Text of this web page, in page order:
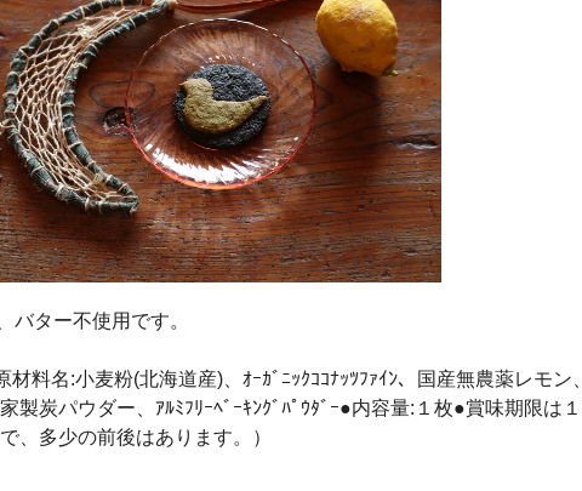
バター不使用です。
材料名:小麦粉(北海道産)、ｵｰｶﾞﾆｯｸｺｺﾅｯﾂﾌｧｲﾝ、国産無農薬レモ
製炭パウダー、ｱﾙﾐﾌﾘｰﾍﾞｰｷﾝｸﾞﾊﾟｳﾀﾞｰ●内容量:１枚●賞味期限
、多少の前後はあります。）